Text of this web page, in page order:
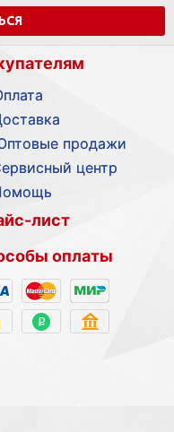
продажи
центр
лист
оплаты